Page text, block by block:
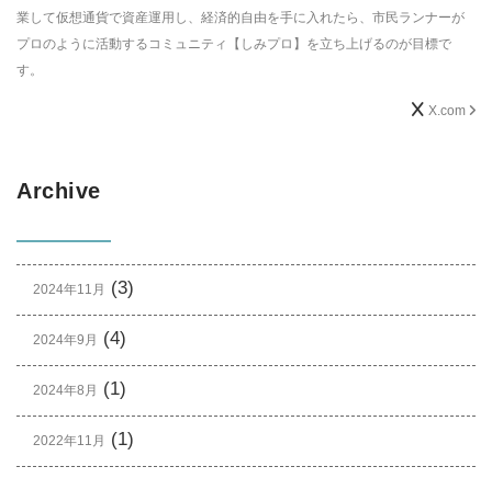
業して仮想通貨で資産運用し、経済的自由を手に入れたら、市民ランナーが
プロのように活動するコミュニティ【しみプロ】を立ち上げるのが目標で
す。
X.com
Archive
2024年11月 (3)
2024年9月 (4)
2024年8月 (1)
2022年11月 (1)